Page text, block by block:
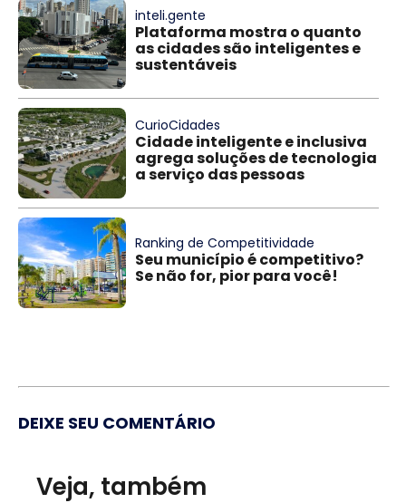
inteli.gente
Plataforma mostra o quanto
as cidades são inteligentes e
sustentáveis
CurioCidades
Cidade inteligente e inclusiva
agrega soluções de tecnologia
a serviço das pessoas
Ranking de Competitividade
Seu município é competitivo?
Se não for, pior para você!
DEIXE SEU COMENTÁRIO
Veja, também